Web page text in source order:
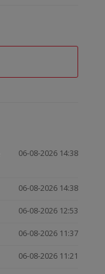
06-08-2026 14:38
06-08-2026 14:38
06-08-2026 12:53
06-08-2026 11:37
06-08-2026 11:21